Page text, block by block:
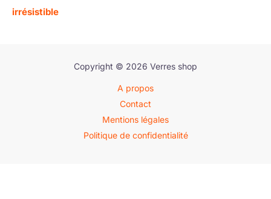
irrésistible
Copyright © 2026 Verres shop
A propos
Contact
Mentions légales
Politique de confidentialité